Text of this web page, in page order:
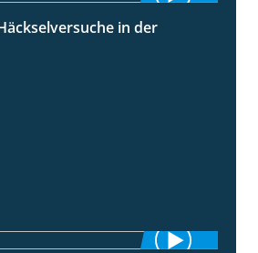
in der